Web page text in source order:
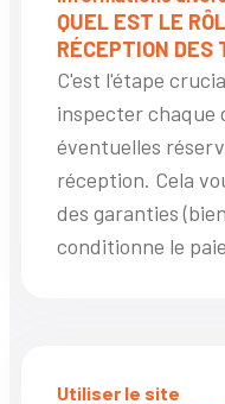
QUEL EST LE
RÉCEPTION DES
C'est l'étape
inspecter chaque
éventuelles
réception. Cela
des garanties
conditionne le
Utiliser le site